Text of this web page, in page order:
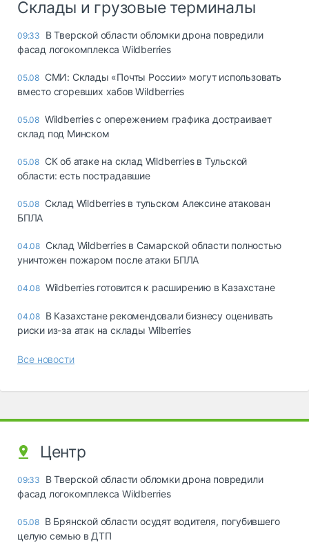
Склады и грузовые терминалы
09:33
В Тверской области обломки дрона повредили
фасад логокомплекса Wildberries
05.08 СМИ: Склады «Почты России» могут использовать
вместо сгоревших хабов Wildberries
05.08 Wildberries с опережением графика достраивает
склад под Минском
05.08 СК об атаке на склад Wildberries в Тульской
области: есть пострадавшие
05.08 Склад Wildberries в тульском Алексине атакован
БПЛА
04.08 Склад Wildberries в Самарской области полностью
уничтожен пожаром после атаки БПЛА
04.08 Wildberries готовится к расширению в Казахстане
04.08 В Казахстане рекомендовали бизнесу оценивать
риски из-за атак на склады Wilberries
Все новости
Центр
09:33
В Тверской области обломки дрона повредили
фасад логокомплекса Wildberries
05.08 В Брянской области осудят водителя, погубившего
целую семью в ДТП